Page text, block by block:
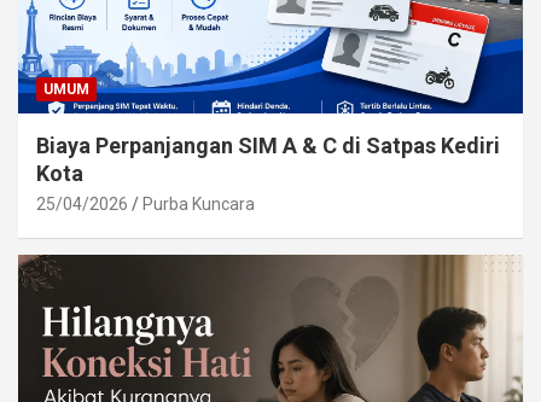
UMUM
Biaya Perpanjangan SIM A & C di Satpas Kediri
Kota
25/04/2026 Purba Kuncara